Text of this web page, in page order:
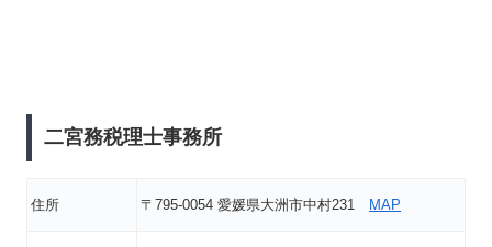
二宮務税理士事務所
住所 〒795-0054 愛媛県大洲市中村231 MAP